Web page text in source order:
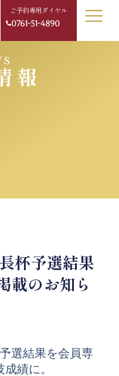
ご予約専用ダイヤル
0761-51-4890
報
杯予選結果
載のお知ら
選結果を会員専
績に。